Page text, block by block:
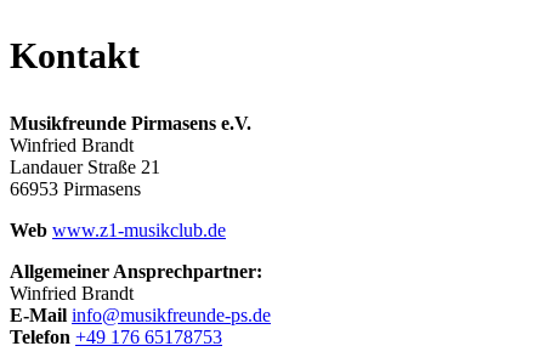
Kontakt
Musikfreunde Pirmasens e.V.
Winfried Brandt
Landauer Straße 21
66953 Pirmasens
Web www.z1-musikclub.de
Allgemeiner Ansprechpartner:
Winfried Brandt
E-Mail info@musikfreunde-ps.de
Telefon +49 176 65178753